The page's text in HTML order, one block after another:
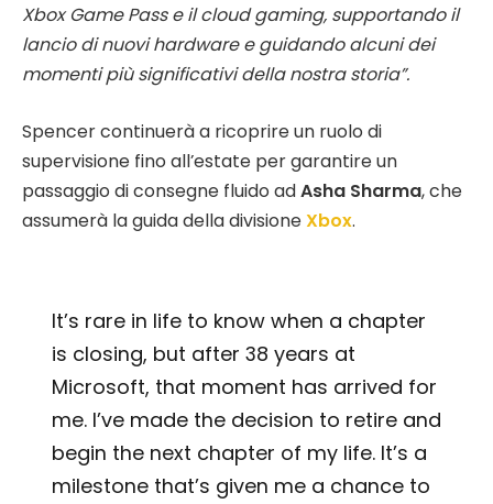
Xbox Game Pass e il cloud gaming, supportando il
lancio di nuovi hardware e guidando alcuni dei
momenti più significativi della nostra storia”.
Spencer continuerà a ricoprire un ruolo di
supervisione fino all’estate per garantire un
passaggio di consegne fluido adAsha Sharma, che
assumerà la guida della divisioneXbox.
It’s rare in life to know when a chapter
is closing, but after 38 years at
Microsoft, that moment has arrived for
me. I’ve made the decision to retire and
begin the next chapter of my life. It’s a
milestone that’s given me a chance to